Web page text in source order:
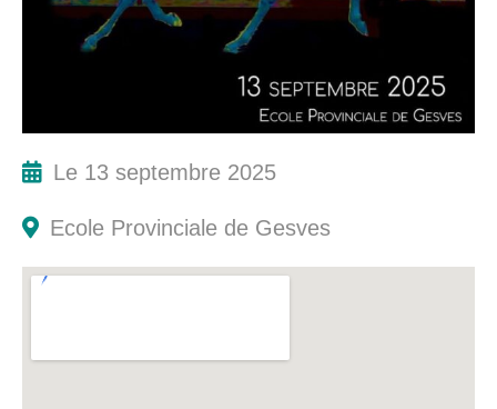
Le 13 septembre 2025
Ecole Provinciale de Gesves